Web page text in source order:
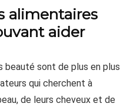
alimentaires
aider
beauté sont de plus en plus
qui cherchent à
de leurs cheveux et de